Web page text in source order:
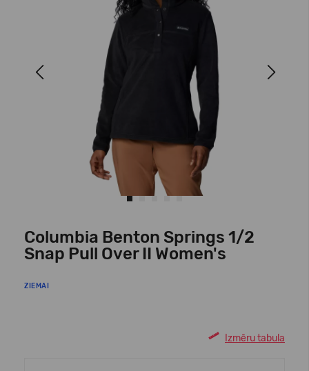
Next
Columbia Benton Springs 1/2
Snap Pull Over II Women's
ZIEMAI
Izmēru tabula